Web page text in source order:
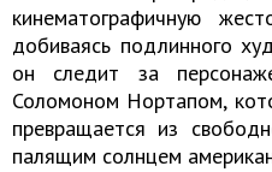
кинематографичную
добиваясь подлинного
он следит за
Соломоном Нортапом,
превращается из
палящим солнцем